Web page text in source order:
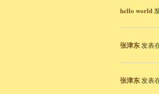
hello world
张津东发表
张津东发表